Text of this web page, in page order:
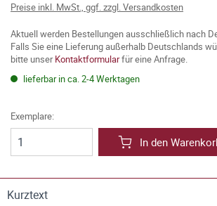
Preise inkl. MwSt., ggf. zzgl. Versandkosten
Aktuell werden Bestellungen ausschließlich nach
Falls Sie eine Lieferung außerhalb Deutschlands
bitte unserKontaktformularfür eine Anfrage.
lieferbar in ca. 2-4 Werktagen
Exemplare:
In den
Kurztext